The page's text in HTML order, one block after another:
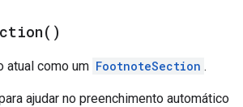
)
atual como um FootnoteSection .
ajudar no preenchimento automático